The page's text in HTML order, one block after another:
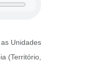
Unidades
(Território,